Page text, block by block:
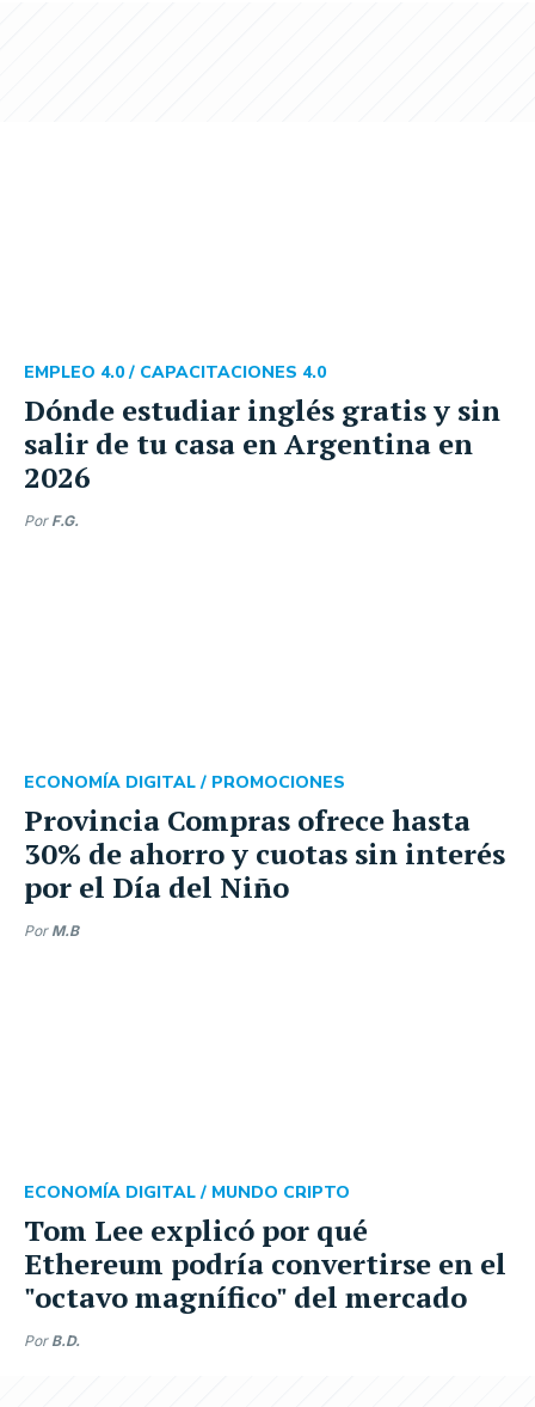
Dónde estudiar inglés gratis y sin
salir de tu casa en Argentina en
2026
EMPLEO 4.0 / CAPACITACIONES 4.0
Por F.G.
Provincia Compras ofrece hasta
30% de ahorro y cuotas sin interés
por el Día del Niño
ECONOMÍA DIGITAL / PROMOCIONES
Por M.B
Tom Lee explicó por qué
Ethereum podría convertirse en el
"octavo magnífico" del mercado
ECONOMÍA DIGITAL / MUNDO CRIPTO
Por B.D.